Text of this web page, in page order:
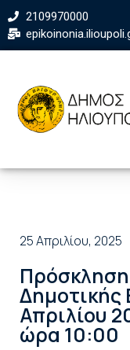
2109970000
25 Απριλίου, 2025
Δημοτικής
Απριλίου
ώρα 10:00